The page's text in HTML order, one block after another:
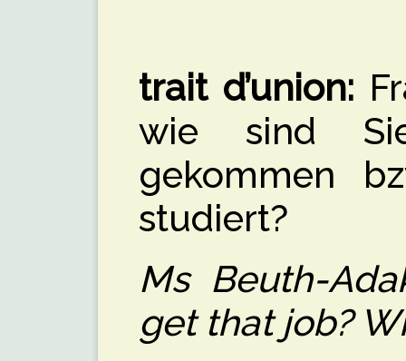
trait d’union:
wie sind
gekommen
studiert?
Ms Beuth-
get that job?